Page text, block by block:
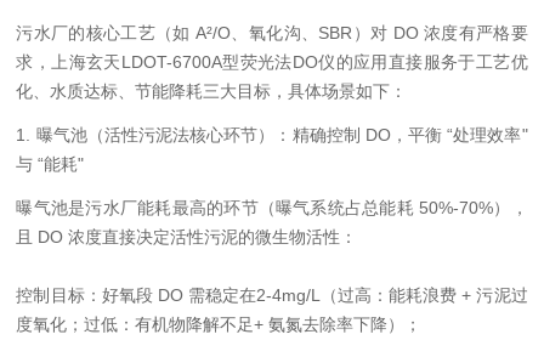
污水厂的核心工艺（如 A²/O、氧化沟、SBR）对 DO 浓度有严格要
求，上海玄天LDOT-6700A型荧光法DO仪的应用直接服务于工艺优
化、水质达标、节能降耗三大目标，具体场景如下：
1. 曝气池（活性污泥法核心环节）：精确控制 DO，平衡 “处理效率"
与 “能耗"
曝气池是污水厂能耗最高的环节（曝气系统占总能耗 50%-70%），
且 DO 浓度直接决定活性污泥的微生物活性：
控制目标：好氧段 DO 需稳定在2-4mg/L（过高：能耗浪费 + 污泥过
度氧化；过低：有机物降解不足+ 氨氮去除率下降）；